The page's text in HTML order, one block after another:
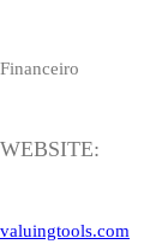
Financeiro
WEBSITE:
valuingtools.com